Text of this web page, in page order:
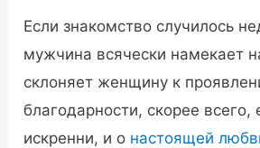
Если знакомство случилось
мужчина всячески намекает
склоняет женщину к
благодарности, скорее всего,
искренни, и о настоящей